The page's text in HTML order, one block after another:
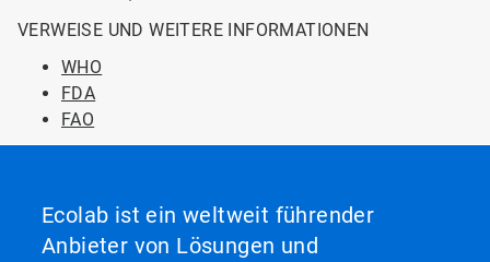
VERWEISE UND WEITERE INFORMATIONEN
WHO
FDA
FAO
Ecolab ist ein weltweit führender
Anbieter von Lösungen und